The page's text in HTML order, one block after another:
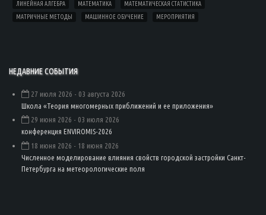
ЛИНЕЙНАЯ АЛГЕБРА
МАТЕМАТИКА
МАТЕМАТИЧЕСКАЯ СТАТИСТИКА
МАТРИЧНЫЕ МЕТОДЫ
МАШИННОЕ ОБУЧЕНИЕ МЕРОПРИЯТИЯ
НЕДАВНИЕ СОБЫТИЯ
27 июля 2026 - 03 августа 2026
Школа «Теория многомерных приближений и ее приложения»
29 июня 2026 - 03 июля 2026
конференция ENVIROMIS-2026
18 июня 2026 - 18 июня 2026
Численное моделирование влияния свойств городской застройки Санкт-
Петербурга на метеорологические поля